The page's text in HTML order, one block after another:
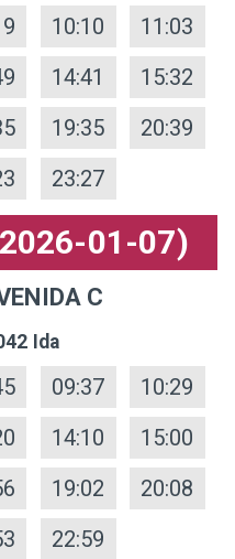
10:10
11:03
14:41
15:32
19:35
20:39
23:27
01-07)
C
Ida
09:37
10:29
14:10
15:00
19:02
20:08
22:59